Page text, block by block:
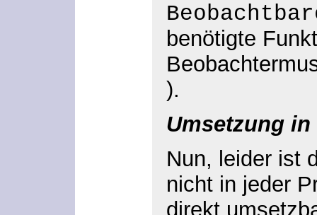
benötigte
).
Umsetzung in
Nun, leider ist
nicht in jeder
direkt